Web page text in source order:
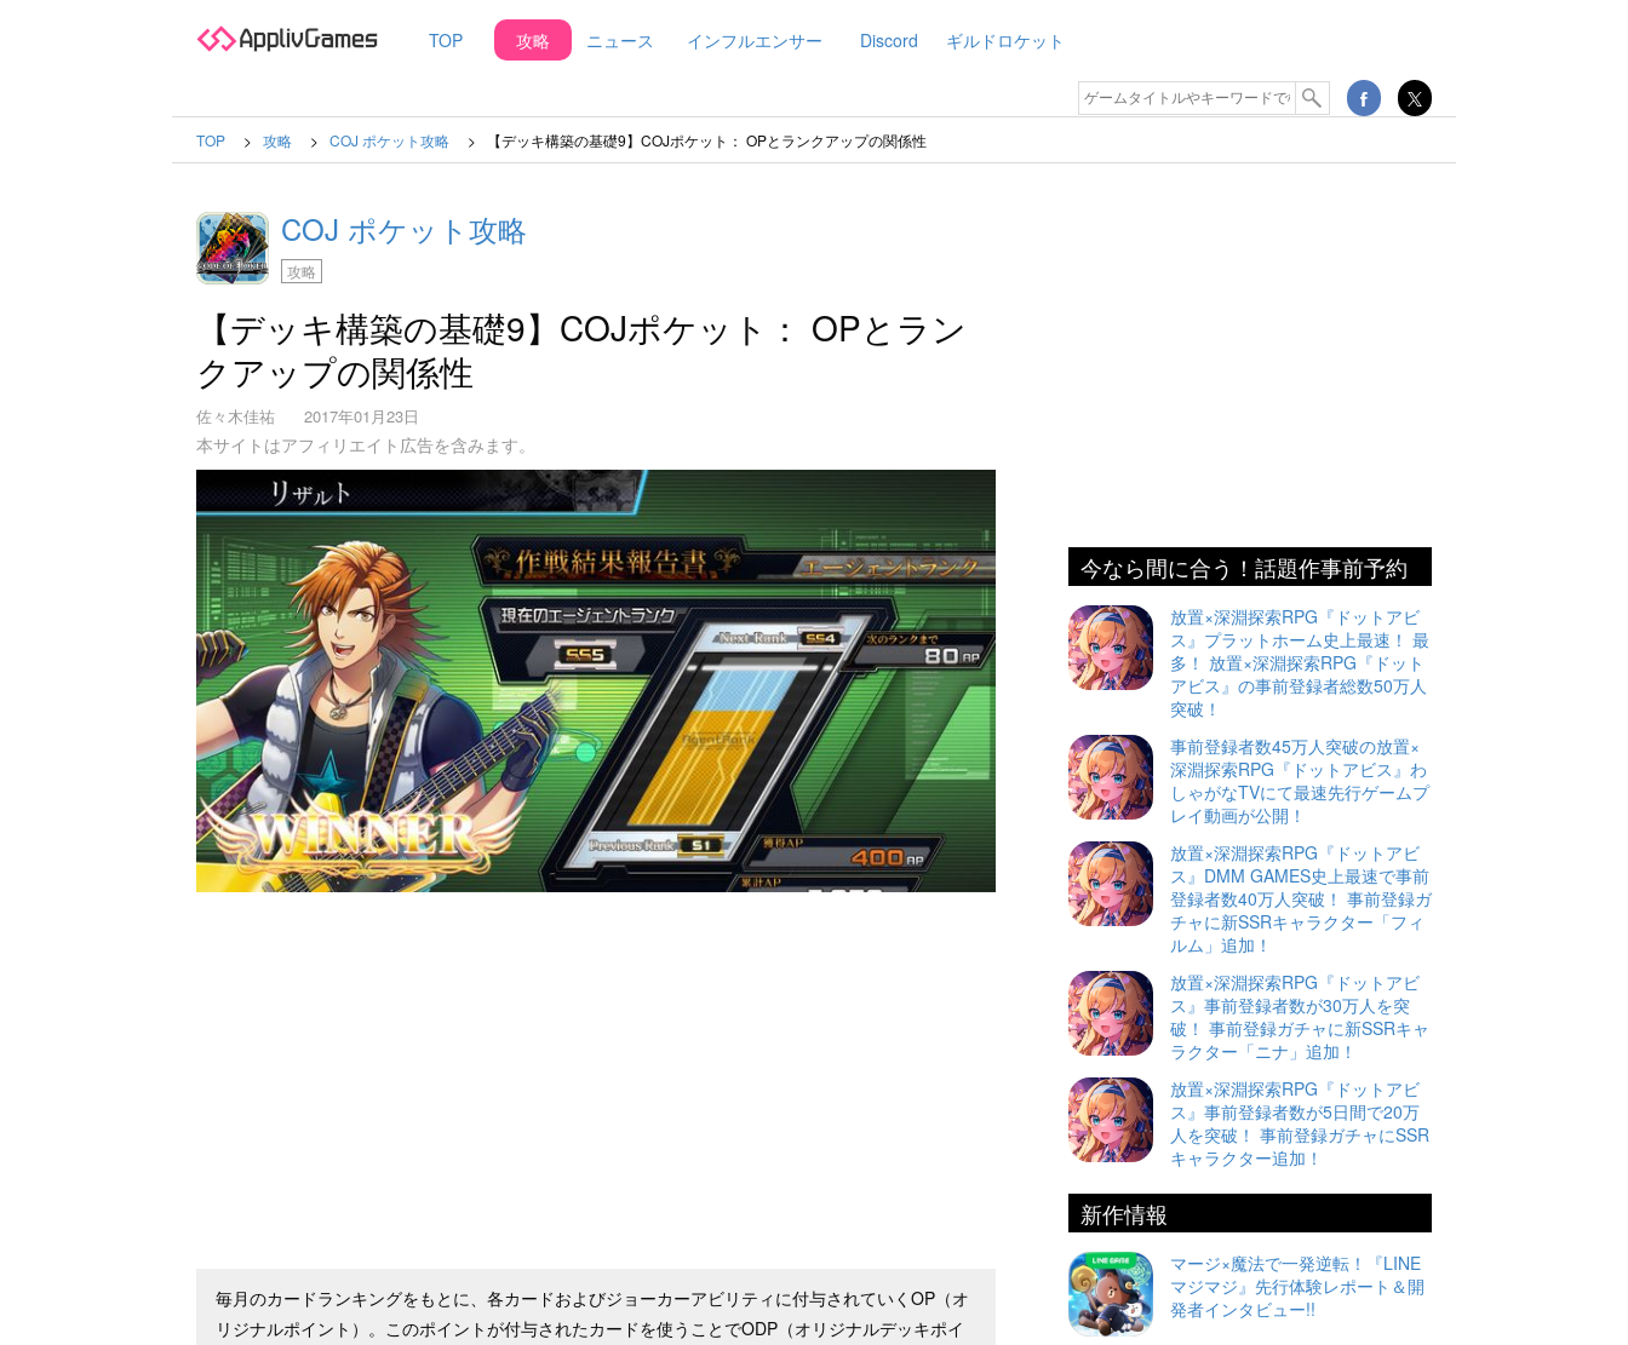
TOP 攻略 ニュース インフルエンサー Discord ギルドロケット
TOP 攻略 COJ ポケット攻略 【デッキ構築の基礎9】COJポケット： OPとランクアップの関係性
COJ ポケット攻略
攻略
【デッキ構築の基礎9】COJポケット： OPとラン
クアップの関係性
佐々木佳祐 2017年01月23日
本サイトはアフィリエイト広告を含みます。
毎月のカードランキングをもとに、各カードおよびジョーカーアビリティに付与されていくOP（オ
リジナルポイント）。このポイントが付与されたカードを使うことでODP（オリジナルデッキポイ
今なら間に合う！話題作事前予約
放置×深淵探索RPG『ドットアビ
ス』プラットホーム史上最速！ 最
多！ 放置×深淵探索RPG『ドット
アビス』の事前登録者総数50万人
突破！
事前登録者数45万人突破の放置×
深淵探索RPG『ドットアビス』わ
しゃがなTVにて最速先行ゲームプ
レイ動画が公開！
放置×深淵探索RPG『ドットアビ
ス』DMM GAMES史上最速で事前
登録者数40万人突破！ 事前登録ガ
チャに新SSRキャラクター「フィ
ルム」追加！
放置×深淵探索RPG『ドットアビ
ス』事前登録者数が30万人を突
破！ 事前登録ガチャに新SSRキャ
ラクター「ニナ」追加！
放置×深淵探索RPG『ドットアビ
ス』事前登録者数が5日間で20万
人を突破！ 事前登録ガチャにSSR
キャラクター追加！
新作情報
マージ×魔法で一発逆転！『LINE
マジマジ』先行体験レポート＆開
発者インタビュー!!